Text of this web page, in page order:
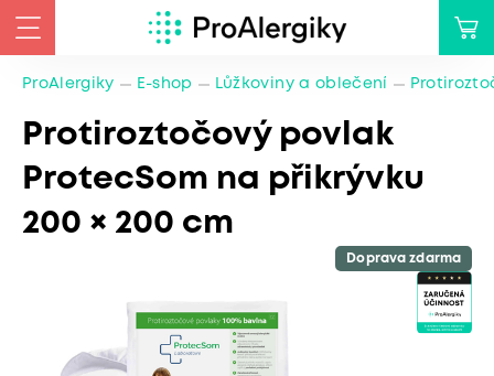
ProAlergiky E-shop Lůžkoviny a oblečení
Protiroztočový povlak
ProtecSom na přikrývku
200 × 200 cm
Doprava zdarma